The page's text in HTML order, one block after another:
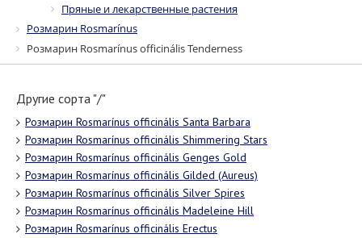
Пряные и лекарственные растения
Розмарин Rosmarínus
Розмарин Rosmarínus officinális Tenderness
Другие сорта "/"
Розмарин Rosmarínus officinális Santa Barbara
Розмарин Rosmarínus officinális Shimmering Stars
Розмарин Rosmarínus officinális Genges Gold
Розмарин Rosmarínus officinális Gilded (Aureus)
Розмарин Rosmarínus officinális Silver Spires
Розмарин Rosmarínus officinális Madeleine Hill
Розмарин Rosmarínus officinális Erectus